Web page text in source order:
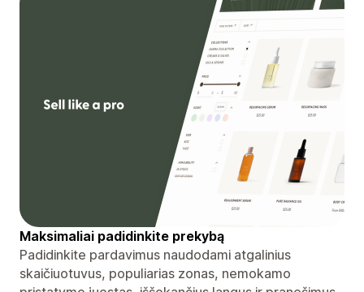
Maksimaliai padidinkite prekybą
Padidinkite pardavimus naudodami atgalinius
skaičiuotuvus, populiarias zonas, nemokamo